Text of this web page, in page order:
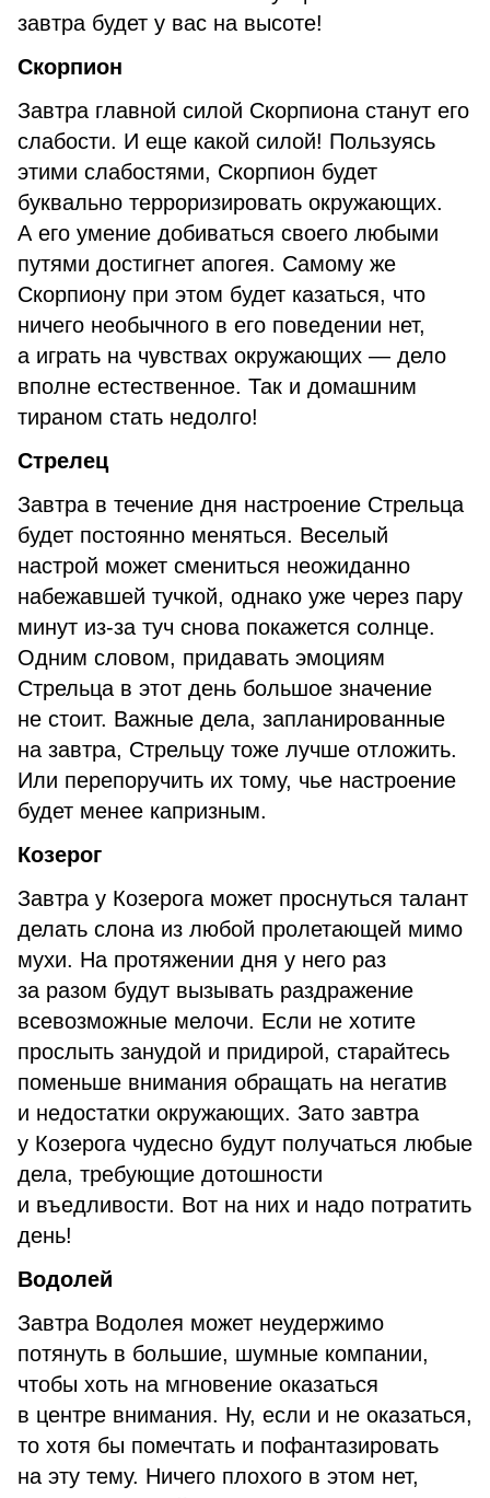
завтра будет у вас на высоте!
Скорпион
Завтра главной силой Скорпиона станут его
слабости. И еще какой силой! Пользуясь
этими слабостями, Скорпион будет
буквально терроризировать окружающих.
А его умение добиваться своего любыми
путями достигнет апогея. Самому же
Скорпиону при этом будет казаться, что
ничего необычного в его поведении нет,
а играть на чувствах окружающих — дело
вполне естественное. Так и домашним
тираном стать недолго!
Стрелец
Завтра в течение дня настроение Стрельца
будет постоянно меняться. Веселый
настрой может смениться неожиданно
набежавшей тучкой, однако уже через пару
минут из-за туч снова покажется солнце.
Одним словом, придавать эмоциям
Стрельца в этот день большое значение
не стоит. Важные дела, запланированные
на завтра, Стрельцу тоже лучше отложить.
Или перепоручить их тому, чье настроение
будет менее капризным.
Козерог
Завтра у Козерога может проснуться талант
делать слона из любой пролетающей мимо
мухи. На протяжении дня у него раз
за разом будут вызывать раздражение
всевозможные мелочи. Если не хотите
прослыть занудой и придирой, старайтесь
поменьше внимания обращать на негатив
и недостатки окружающих. Зато завтра
у Козерога чудесно будут получаться любые
дела, требующие дотошности
и въедливости. Вот на них и надо потратить
день!
Водолей
Завтра Водолея может неудержимо
потянуть в большие, шумные компании,
чтобы хоть на мгновение оказаться
в центре внимания. Ну, если и не оказаться,
то хотя бы помечтать и пофантазировать
на эту тему. Ничего плохого в этом нет,